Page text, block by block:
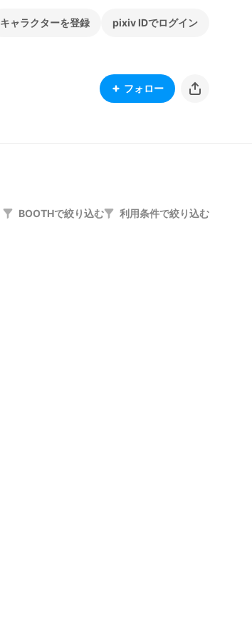
キャラクターを登録 pixiv IDでログイン
フォロー
BOOTHで絞り込む 利用条件で絞り込む